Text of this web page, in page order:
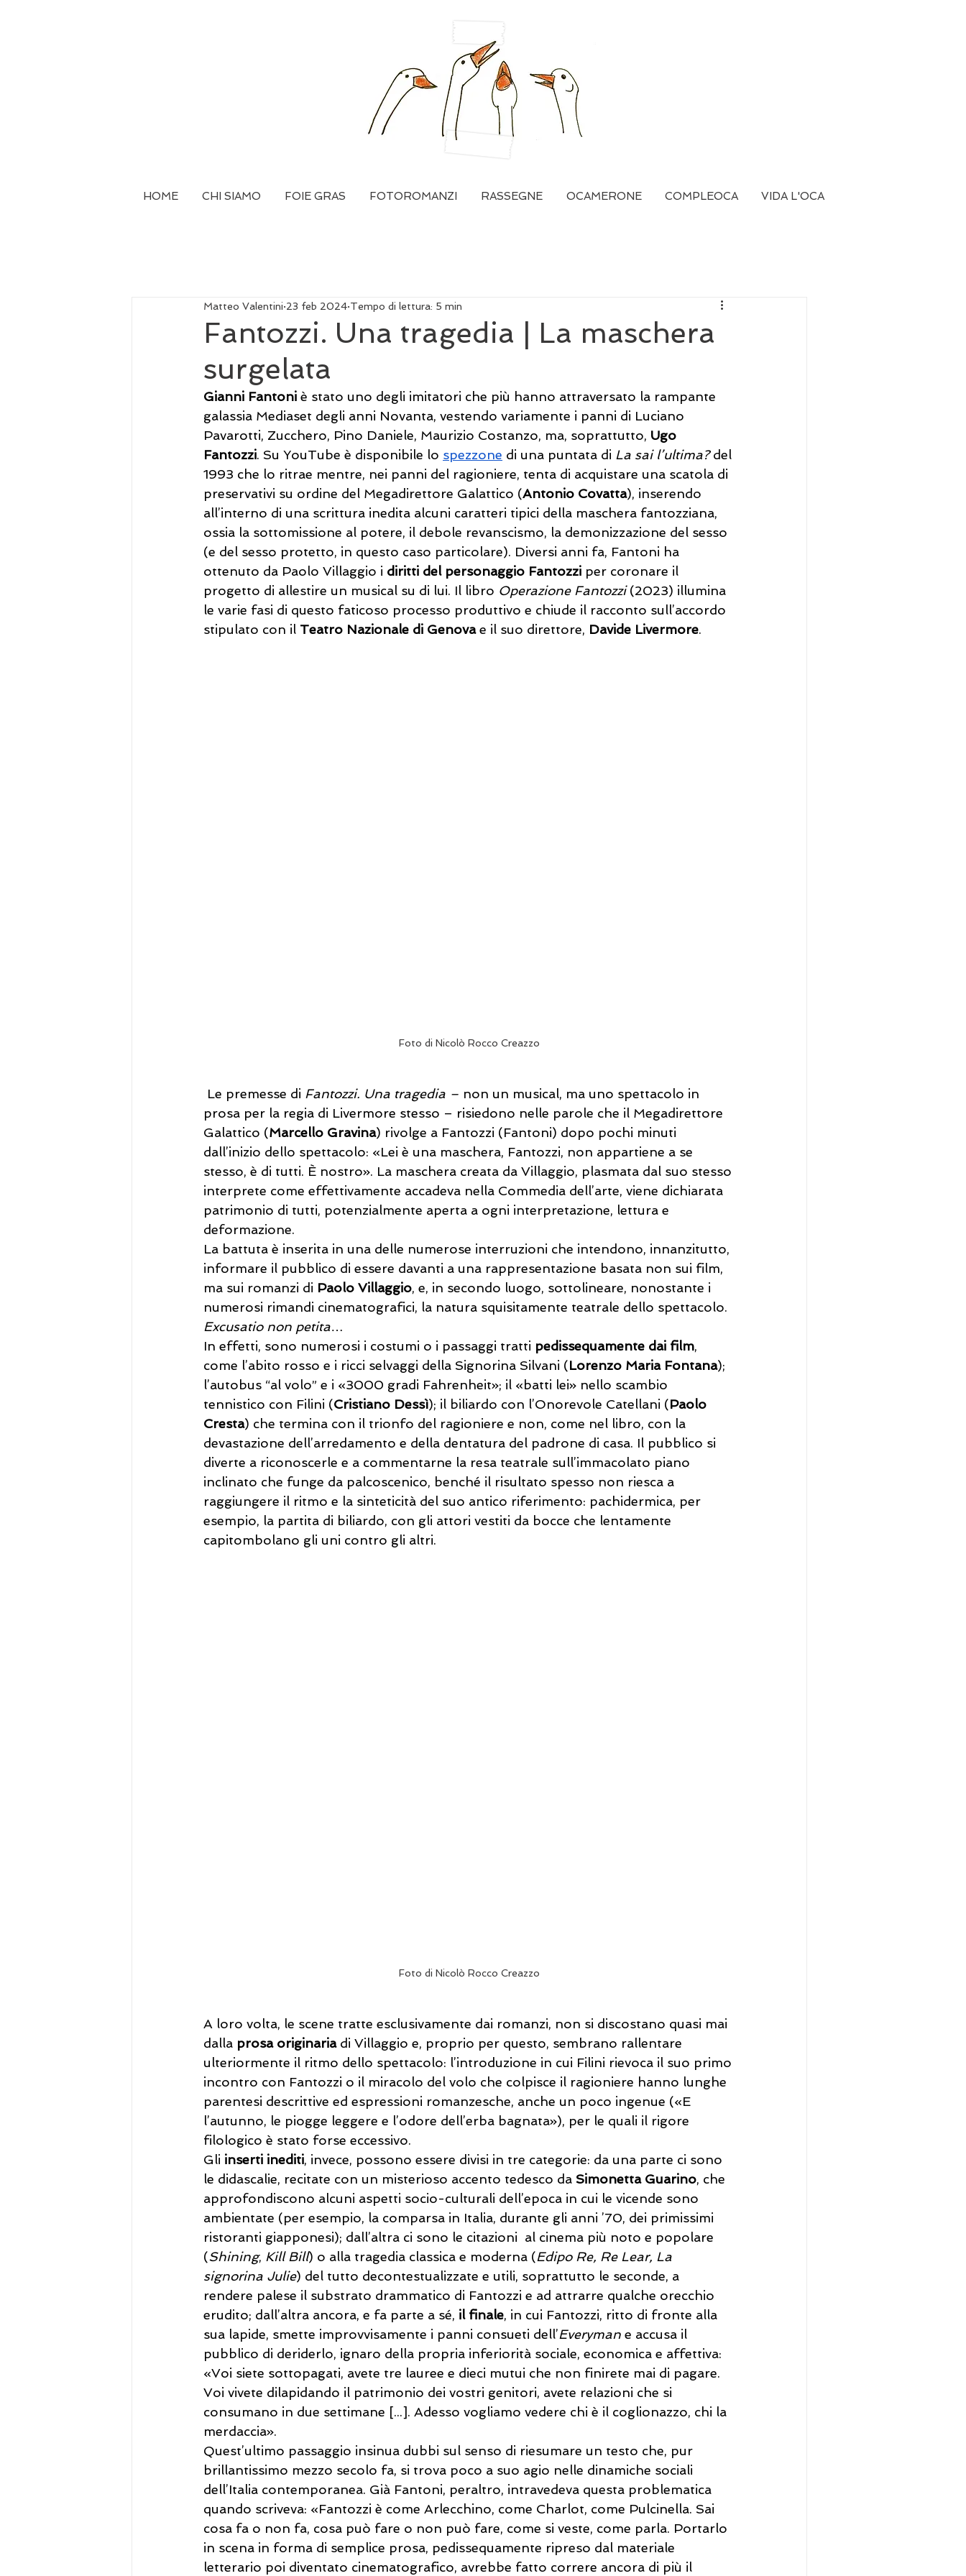
HOME CHI SIAMO FOIE GRAS FOTOROMANZI RASSEGNE OCAMERONE COMPLEOCA VIDA L'OCA
Fantozzi. Una tragedia | La maschera
surgelata
Matteo Valentini 23 feb 2024 Tempo di lettura: 5 min
Gianni Fantoni è stato uno degli imitatori che più hanno attraversato la rampante
galassia Mediaset degli anni Novanta, vestendo variamente i panni di Luciano
Pavarotti, Zucchero, Pino Daniele, Maurizio Costanzo, ma, soprattutto, Ugo
Fantozzi. Su YouTube è disponibile lo spezzone di una puntata di La sai l’ultima? del
1993 che lo ritrae mentre, nei panni del ragioniere, tenta di acquistare una scatola di
preservativi su ordine del Megadirettore Galattico (Antonio Covatta), inserendo
all’interno di una scrittura inedita alcuni caratteri tipici della maschera fantozziana,
ossia la sottomissione al potere, il debole revanscismo, la demonizzazione del sesso
(e del sesso protetto, in questo caso particolare). Diversi anni fa, Fantoni ha
ottenuto da Paolo Villaggio i diritti del personaggio Fantozzi per coronare il
progetto di allestire un musical su di lui. Il libro Operazione Fantozzi (2023) illumina
le varie fasi di questo faticoso processo produttivo e chiude il racconto sull’accordo
stipulato con il Teatro Nazionale di Genova e il suo direttore, Davide Livermore.
Foto di Nicolò Rocco Creazzo
Le premesse di Fantozzi. Una tragedia – non un musical, ma uno spettacolo in
prosa per la regia di Livermore stesso – risiedono nelle parole che il Megadirettore
Galattico (Marcello Gravina) rivolge a Fantozzi (Fantoni) dopo pochi minuti
dall’inizio dello spettacolo: «Lei è una maschera, Fantozzi, non appartiene a se
stesso, è di tutti. È nostro». La maschera creata da Villaggio, plasmata dal suo stesso
interprete come effettivamente accadeva nella Commedia dell’arte, viene dichiarata
patrimonio di tutti, potenzialmente aperta a ogni interpretazione, lettura e
deformazione.
La battuta è inserita in una delle numerose interruzioni che intendono, innanzitutto,
informare il pubblico di essere davanti a una rappresentazione basata non sui film,
ma sui romanzi di Paolo Villaggio, e, in secondo luogo, sottolineare, nonostante i
numerosi rimandi cinematografici, la natura squisitamente teatrale dello spettacolo.
Excusatio non petita…
In effetti, sono numerosi i costumi o i passaggi tratti pedissequamente dai film,
come l’abito rosso e i ricci selvaggi della Signorina Silvani (Lorenzo Maria Fontana);
l’autobus “al volo” e i «3000 gradi Fahrenheit»; il «batti lei» nello scambio
tennistico con Filini (Cristiano Dessì); il biliardo con l’Onorevole Catellani (Paolo
Cresta) che termina con il trionfo del ragioniere e non, come nel libro, con la
devastazione dell’arredamento e della dentatura del padrone di casa. Il pubblico si
diverte a riconoscerle e a commentarne la resa teatrale sull’immacolato piano
inclinato che funge da palcoscenico, benché il risultato spesso non riesca a
raggiungere il ritmo e la sinteticità del suo antico riferimento: pachidermica, per
esempio, la partita di biliardo, con gli attori vestiti da bocce che lentamente
capitombolano gli uni contro gli altri.
Foto di Nicolò Rocco Creazzo
A loro volta, le scene tratte esclusivamente dai romanzi, non si discostano quasi mai
dalla prosa originaria di Villaggio e, proprio per questo, sembrano rallentare
ulteriormente il ritmo dello spettacolo: l’introduzione in cui Filini rievoca il suo primo
incontro con Fantozzi o il miracolo del volo che colpisce il ragioniere hanno lunghe
parentesi descrittive ed espressioni romanzesche, anche un poco ingenue («E
l’autunno, le piogge leggere e l’odore dell’erba bagnata»), per le quali il rigore
filologico è stato forse eccessivo.
Gli inserti inediti, invece, possono essere divisi in tre categorie: da una parte ci sono
le didascalie, recitate con un misterioso accento tedesco da Simonetta Guarino, che
approfondiscono alcuni aspetti socio-culturali dell’epoca in cui le vicende sono
ambientate (per esempio, la comparsa in Italia, durante gli anni ’70, dei primissimi
ristoranti giapponesi); dall’altra ci sono le citazioni  al cinema più noto e popolare
(Shining, Kill Bill) o alla tragedia classica e moderna (Edipo Re, Re Lear, La
signorina Julie) del tutto decontestualizzate e utili, soprattutto le seconde, a
rendere palese il substrato drammatico di Fantozzi e ad attrarre qualche orecchio
erudito; dall’altra ancora, e fa parte a sé, il finale, in cui Fantozzi, ritto di fronte alla
sua lapide, smette improvvisamente i panni consueti dell’Everyman e accusa il
pubblico di deriderlo, ignaro della propria inferiorità sociale, economica e affettiva:
«Voi siete sottopagati, avete tre lauree e dieci mutui che non finirete mai di pagare.
Voi vivete dilapidando il patrimonio dei vostri genitori, avete relazioni che si
consumano in due settimane [...]. Adesso vogliamo vedere chi è il coglionazzo, chi la
merdaccia».
Quest’ultimo passaggio insinua dubbi sul senso di riesumare un testo che, pur
brillantissimo mezzo secolo fa, si trova poco a suo agio nelle dinamiche sociali
dell’Italia contemporanea. Già Fantoni, peraltro, intravedeva questa problematica
quando scriveva: «Fantozzi è come Arlecchino, come Charlot, come Pulcinella. Sai
cosa fa o non fa, cosa può fare o non può fare, come si veste, come parla. Portarlo
in scena in forma di semplice prosa, pedissequamente ripreso dal materiale
letterario poi diventato cinematografico, avrebbe fatto correre ancora di più il